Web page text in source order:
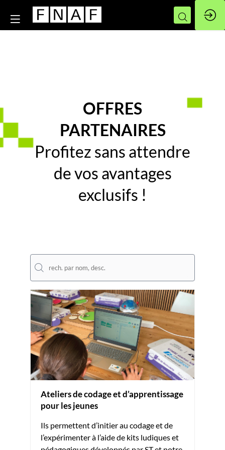
OFFRES
PARTENAIRES
Profitez sans attendre
de vos avantages
exclusifs !
Ateliers de codage et d’apprentissage
pour les jeunes
Ils permettent d’initier au codage et de
l’expérimenter à l’aide de kits ludiques et